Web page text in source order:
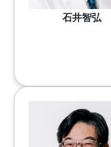
石井智弘